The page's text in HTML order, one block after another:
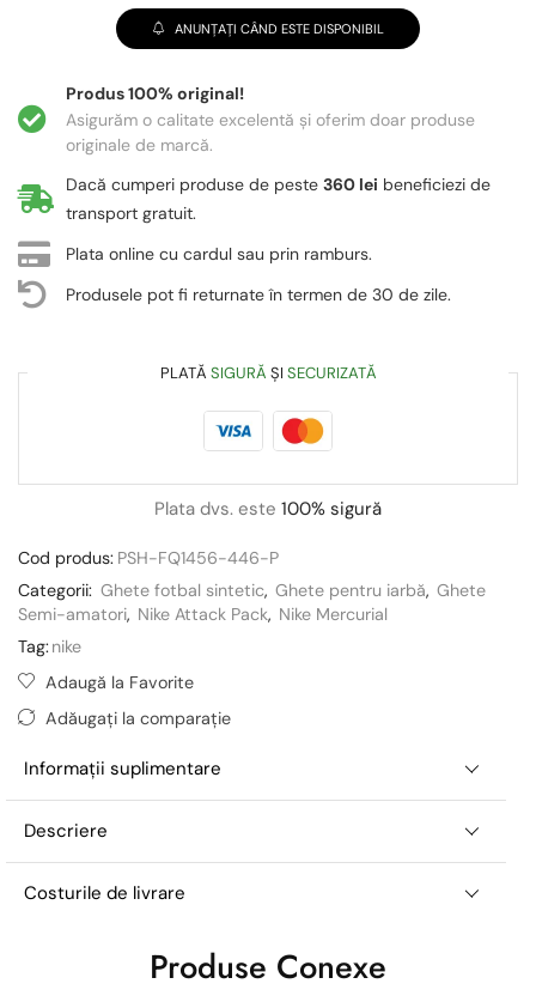
ANUNȚAȚI CÂND ESTE DISPONIBIL
Produs 100% original!
Asigurăm o calitate excelentă și oferim doar produse
originale de marcă.
Dacă cumperi produse de peste 360 lei beneficiezi de
transport gratuit.
Plata online cu cardul sau prin ramburs.
Produsele pot fi returnate în termen de 30 de zile.
PLATĂ SIGURĂ ȘI SECURIZATĂ
Plata dvs. este 100% sigură
Cod produs: PSH-FQ1456-446-P
Categorii: Ghete fotbal sintetic, Ghete pentru iarbă, Ghete
Semi-amatori, Nike Attack Pack, Nike Mercurial
Tag:nike
Adaugă la Favorite
Adăugați la comparație
Informații suplimentare
Descriere
Costurile de livrare
Produse Conexe